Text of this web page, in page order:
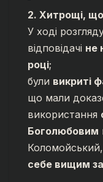
2. Хитрощі,
У ході
відповідачі не
році;
були викриті
що мали
використання
Боголюбовим
себе вищим